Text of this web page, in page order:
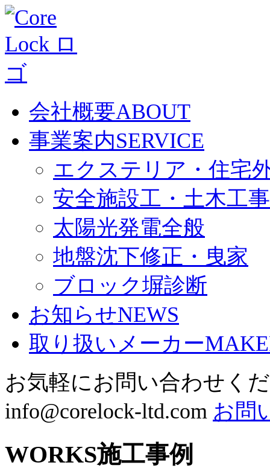
会社概要ABOUT
事業案内SERVICE
エクステリア・住宅
安全施設工・土木工事
太陽光発電全般
地盤沈下修正・曳家
ブロック塀診断
お知らせNEWS
取り扱いメーカー
お気軽にお問い合わせく
info@corelock-ltd.com お問
WORKS施工事例